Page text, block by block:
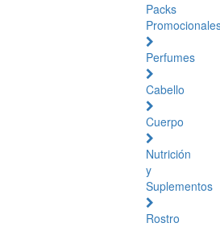
Packs
Perfumes
Cabello
Cuerpo
Nutrición
y
Suplementos
Rostro